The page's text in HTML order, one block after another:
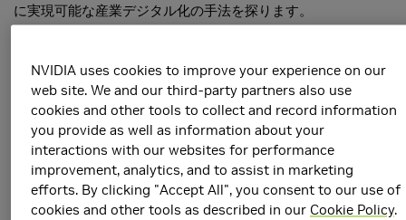
に実現可能な産業デジタル化の手法を探ります。
"全体最適" 待ったなし
エヌビディア合同会社 エンタープライズ事業本部 シニ
ア ビジネス デベロップメント マネージャー
中嶋 雅浩
NVIDIA Cosmos、Mega Omniverse Blueprint の説明を
通じ、工場のマネジメントにおける課題と解決について
考えます。
NVIDIA uses cookies to improve your experience on our
web site. We and our third-party partners also use
cookies and other tools to collect and record information
you provide as well as information about your
interactions with our websites for performance
improvement, analytics, and to assist in marketing
efforts. By clicking "Accept All", you consent to our use of
cookies and other tools as described in our Cookie Policy.